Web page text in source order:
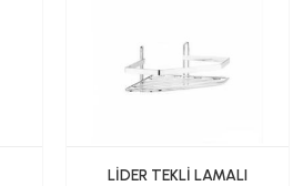
LİDER TEKLİ LAMALI